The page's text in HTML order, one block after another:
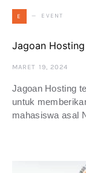
E EVENT
Jagoan
MARET 19, 2024
Jagoan Hosting
untuk
mahasiswa asal